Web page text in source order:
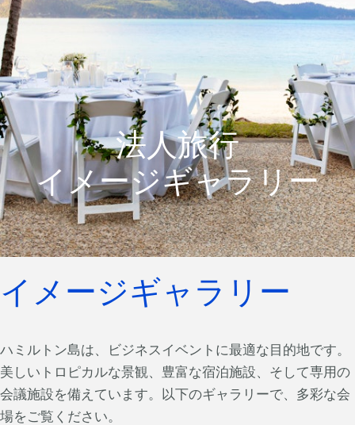
法人旅行
イメージギャラリー
イメージギャラリー
ハミルトン島は、ビジネスイベントに最適な目的地です。
美しいトロピカルな景観、豊富な宿泊施設、そして専用の
会議施設を備えています。以下のギャラリーで、多彩な会
場をご覧ください。